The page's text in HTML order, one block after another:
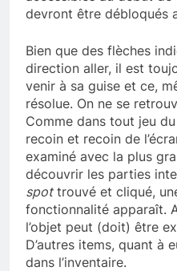
devront être débloqués
Bien que des flèches
direction aller, il est
venir à sa guise et ce,
résolue. On ne se
Comme dans tout jeu
recoin et recoin de
examiné avec la plus
découvrir les parties
spottrouvé et cliqué,
fonctionnalité apparaît.
l’objet peut (doit) être
D’autres items, quant à
dans l’inventaire.